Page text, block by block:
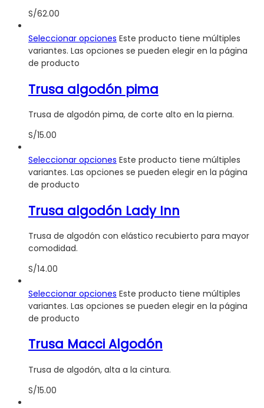
S/62.00
Seleccionar opciones Este producto tiene múltiples
variantes. Las opciones se pueden elegir en la página
de producto
Trusa algodón pima
Trusa de algodón pima, de corte alto en la pierna.
S/15.00
Seleccionar opciones Este producto tiene múltiples
variantes. Las opciones se pueden elegir en la página
de producto
Trusa algodón Lady Inn
Trusa de algodón con elástico recubierto para mayor
comodidad.
S/14.00
Seleccionar opciones Este producto tiene múltiples
variantes. Las opciones se pueden elegir en la página
de producto
Trusa Macci Algodón
Trusa de algodón, alta a la cintura.
S/15.00